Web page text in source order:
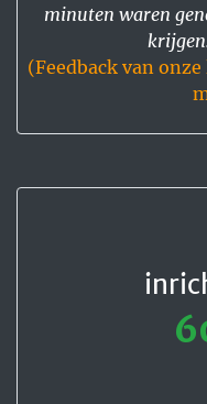
minuten waren
(Feedback van